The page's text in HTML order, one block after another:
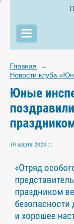
Главная →
Новости клуба
Юные
10 марта 2024 г.
«Отряд
праздником
и хорошее